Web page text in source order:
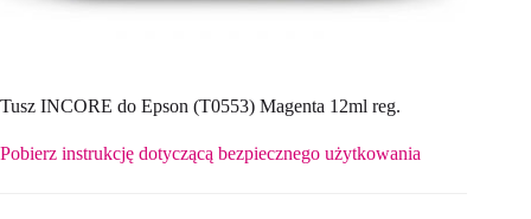
Tusz INCORE do Epson (T0553) Magenta 12ml reg.
Pobierz instrukcję dotyczącą bezpiecznego użytkowania